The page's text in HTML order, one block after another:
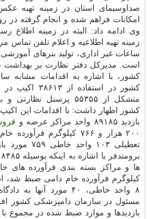
صداوسیمای استان در زمینه تهیه
امكانات فراهم شده و انجام گرفته در
وی ادامه داد: البته در زمینه اطلاع
زمینه تهیه اطلاعیه و اعلام تلفن تماس
ساعات غیر اداری، تولید بنرهای آموزشی
است. مدیركل دفتر نظارت بر
كشور، با اشاره به اقدامات مشابه
متشكل از ۵۵۳۵۵ پرسنل
بازدید ۸۹۱۸۵ واحد مراكز عرضه و
۲۰۰ هزار و ۷۶۶ كیلوگرم
تعطیلی ۱۰۳
كیلوگرم فرآورده خام دامی ضبط
۸ واحد خاطی، ۴۰ مورد
مسئول در سازمان دامپزشكی كشور
بازدیدها و موارد ضبط شده در مجموع